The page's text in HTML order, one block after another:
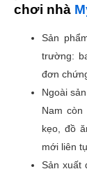
chơi nhà
Sản
trường:
đơn
Ngoài
Nam
kẹo, đồ
mới liên
Sản xuất